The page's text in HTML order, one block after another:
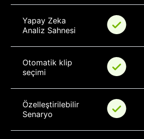
Yapay Zeka
Analiz Sahnesi
Otomatik klip
seçimi
Özelleştirilebilir
Senaryo